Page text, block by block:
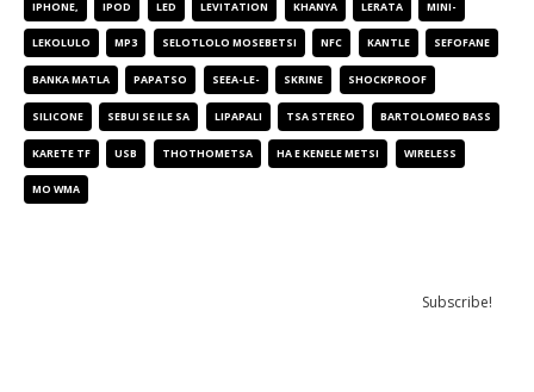
IPHONE, IPOD LED LEVITATION KHANYA LERATA MINI-
LEKOLULO MP3 SELOTLOLO MOSEBETSI NFC KANTLE SEFOFANE
BANKA MATLA PAPATSO SEEA-LE- SKRINE SHOCKPROOF
SILICONE SEBUI SE ILE SA LIPAPALI TSA STEREO BARTOLOMEO BASS
KARETE TF USB THOTHOMETSA HA E KENELE METSI WIRELESS
MO WMA